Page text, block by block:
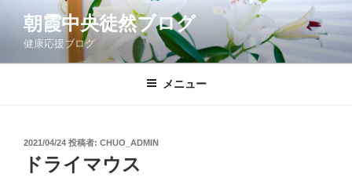
ン
朝霞中央徒然ブログ
健康応援ブログ
メニュー
投
稿
2021/04/24 投稿者: CHUO_ADMIN
ドライマウス